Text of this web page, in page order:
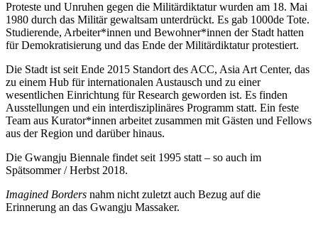
Proteste und Unruhen gegen die Militärdiktatur wurden am 18. Mai
1980 durch das Militär gewaltsam unterdrückt. Es gab 1000de Tote.
Studierende, Arbeiter*innen und Bewohner*innen der Stadt hatten
für Demokratisierung und das Ende der Militärdiktatur protestiert.
Die Stadt ist seit Ende 2015 Standort des ACC, Asia Art Center, das
zu einem Hub für internationalen Austausch und zu einer
wesentlichen Einrichtung für Research geworden ist. Es finden
Ausstellungen und ein interdisziplinäres Programm statt. Ein feste
Team aus Kurator*innen arbeitet zusammen mit Gästen und Fellows
aus der Region und darüber hinaus.
Die Gwangju Biennale findet seit 1995 statt – so auch im
Spätsommer / Herbst 2018.
Imagined Borders nahm nicht zuletzt auch Bezug auf die
Erinnerung an das Gwangju Massaker.